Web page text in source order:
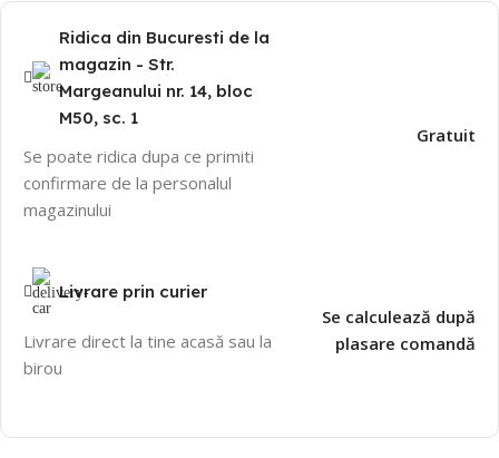
Ridica din Bucuresti de la
magazin - Str.
Margeanului nr. 14, bloc
M50, sc. 1
Se poate ridica dupa ce primiti
confirmare de la personalul
magazinului
Gratuit
Livrare prin curier
Livrare direct la tine acasă sau la
birou
Se calculează după
plasare comandă